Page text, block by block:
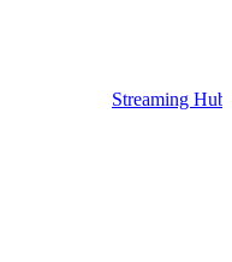
Streaming Hub